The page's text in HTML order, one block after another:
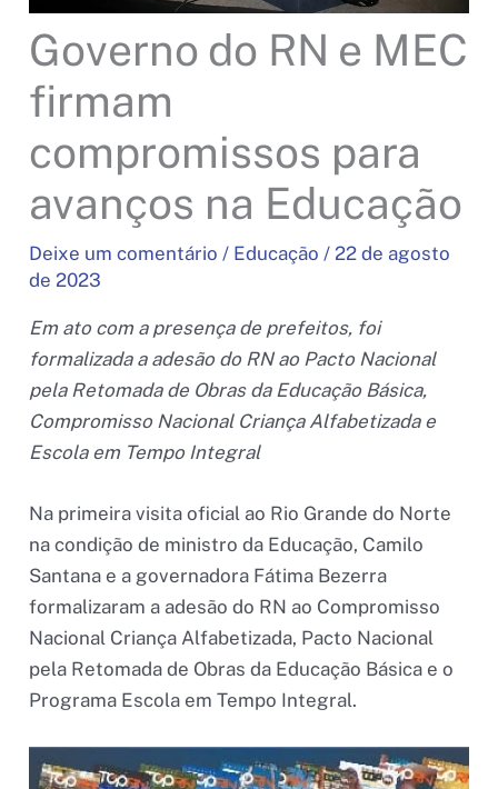
Governo do RN e MEC
firmam
compromissos para
avanços na Educação
Deixe um comentário / Educação / 22 de agosto
de 2023
Em ato com a presença de prefeitos, foi
formalizada a adesão do RN ao Pacto Nacional
pela Retomada de Obras da Educação Básica,
Compromisso Nacional Criança Alfabetizada e
Escola em Tempo Integral
Na primeira visita oficial ao Rio Grande do Norte
na condição de ministro da Educação, Camilo
Santana e a governadora Fátima Bezerra
formalizaram a adesão do RN ao Compromisso
Nacional Criança Alfabetizada, Pacto Nacional
pela Retomada de Obras da Educação Básica e o
Programa Escola em Tempo Integral.